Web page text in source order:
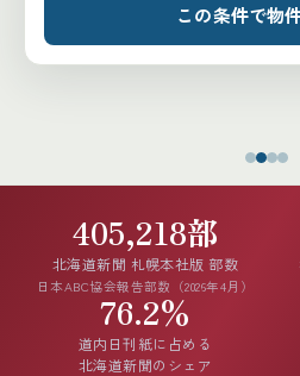
この条件で物
405,218部
北海道新聞 札幌本社版 部数
日本ABC協会報告部数（2026年4月）
76.2%
道内日刊紙に占める
北海道新聞のシェア